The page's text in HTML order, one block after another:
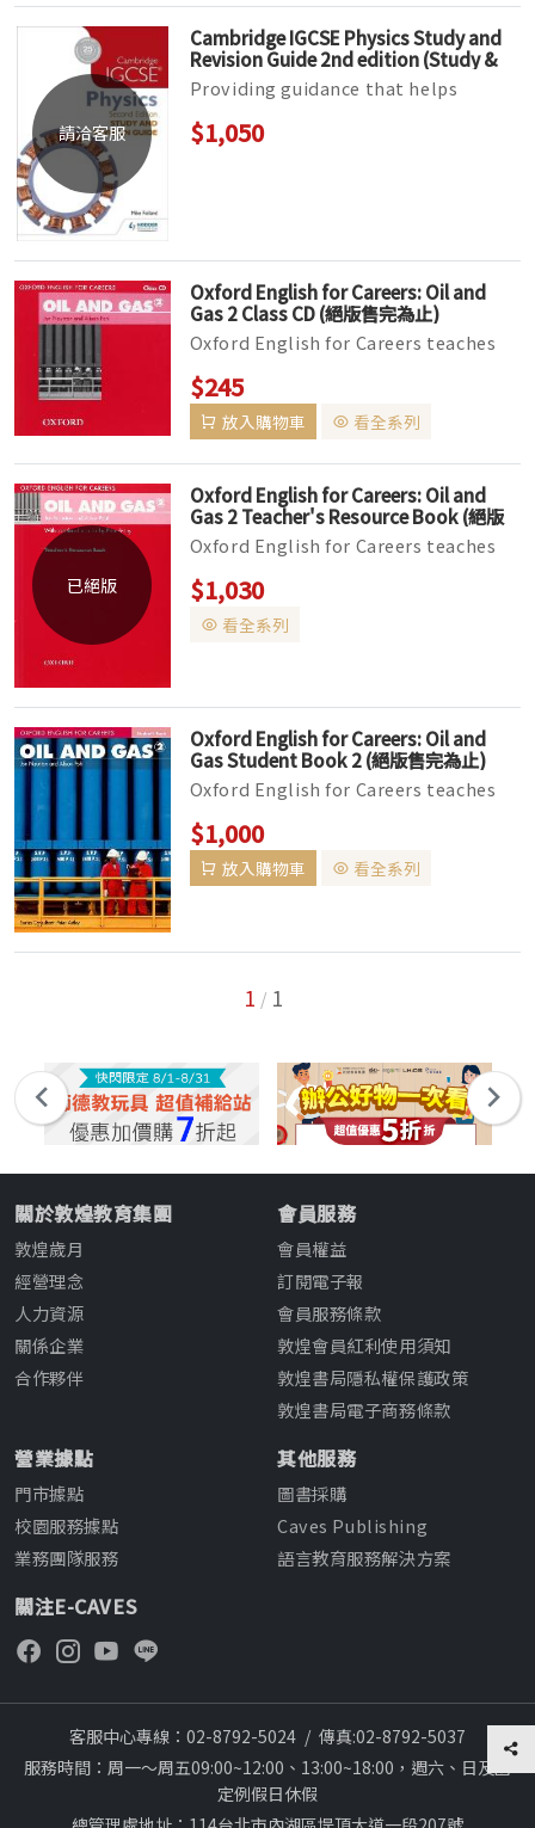
請洽客服
Cambridge IGCSE Physics Study and
Revision Guide 2nd edition (Study &
Revision Guide)
Providing guidance that helps
students practice and troubleshoot
their exam technique, these books
$1,050
Oxford English for Careers: Oil and
Gas 2 Class CD (絕版售完為止)
Oxford English for Careers teaches
pre-work students to communicate
in English, within the context o...
$245
放入購物車 看全系列
已絕版
Oxford English for Careers: Oil and
Gas 2 Teacher's Resource Book (絕版
售完為止)
Oxford English for Careers teaches
pre-work students to communicate
in English, within the context o...
$1,030
看全系列
Oxford English for Careers: Oil and
Gas Student Book 2 (絕版售完為止)
Oxford English for Careers teaches
pre-work students to communicate
in English, within the context o...
$1,000
放入購物車 看全系列
1 / 1
關於敦煌教育集團
敦煌歲月
經營理念
人力資源
關係企業
合作夥伴
會員服務
會員權益
訂閱電子報
會員服務條款
敦煌會員紅利使用須知
敦煌書局隱私權保護政策
敦煌書局電子商務條款
營業據點
門市據點
校園服務據點
業務團隊服務
其他服務
圖書採購
Caves Publishing
語言教育服務解決方案
關注E-CAVES
客服中心專線：02-8792-5024 / 傳真:02-8792-5037
服務時間：周一～周五09:00~12:00、13:00~18:00，週六、日及國
定例假日休假